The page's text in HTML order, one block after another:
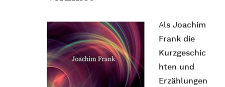
Als Joachim
Frank die
Kurzgeschic
hten und
Erzählungen